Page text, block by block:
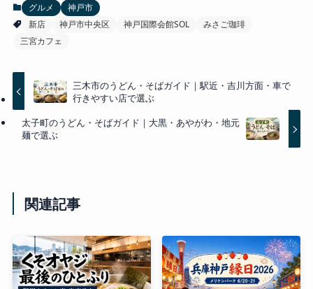
グルメ
神戸市
新店
神戸市中央区 神戸国際会館SOL
みさご珈琲
三宮カフェ
三木市のうどん・そばガイド｜駅近・吉川方面・車で
行きやすい店で選ぶ
太子町のうどん・そばガイド｜大黒・あやがわ・地元
麺で選ぶ
関連記事